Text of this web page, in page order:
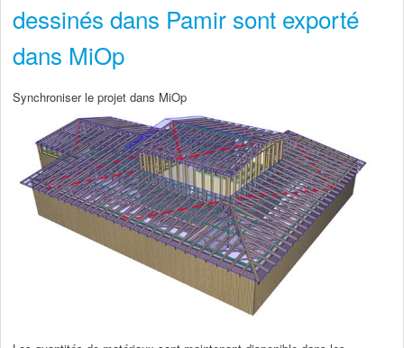
dessinés dans Pamir sont exporté
dans MiOp
Synchroniser le projet dans MiOp